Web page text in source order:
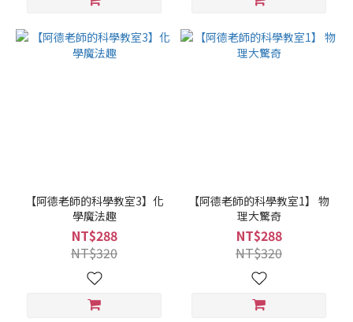
【阿德老師的科學教室3】化
學魔法趣
NT$288
NT$320
【阿德老師的科學教室1】 物
理大驚奇
NT$288
NT$320